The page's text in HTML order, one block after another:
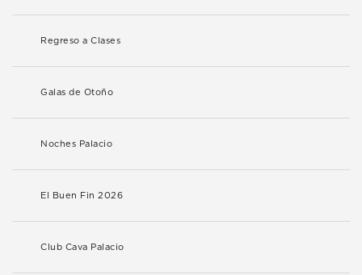
Regreso a Clases
Galas de Otoño
Noches Palacio
El Buen Fin 2026
Club Cava Palacio